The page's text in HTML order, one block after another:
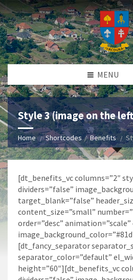
MENU
Style 3 (image on the
Home Shortcodes Benefits
[dt_benefits_vc columns=”2″
dividers=”false”
target_blank=”false”
content_size=”small”
order=”desc”
[dt_fancy_separator
separator_color=”default”
height=”60″][dt_benefits_vc